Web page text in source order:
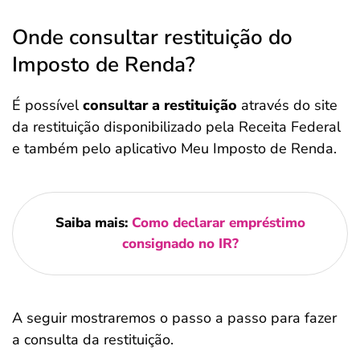
Onde consultar restituição do
Imposto de Renda?
É possívelconsultar a restituição através do site
da restituição disponibilizado pela Receita Federal
e também pelo aplicativo Meu Imposto de Renda.
Saiba mais: Como declarar empréstimo
consignado no IR?
A seguir mostraremos o passo a passo para fazer
a consulta da restituição.